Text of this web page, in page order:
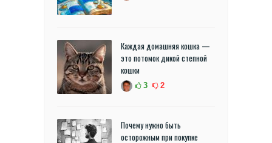
Каждая домашняя кошка —
это потомок дикой степной
кошки
3 2
Почему нужно быть
осторожным при покупке